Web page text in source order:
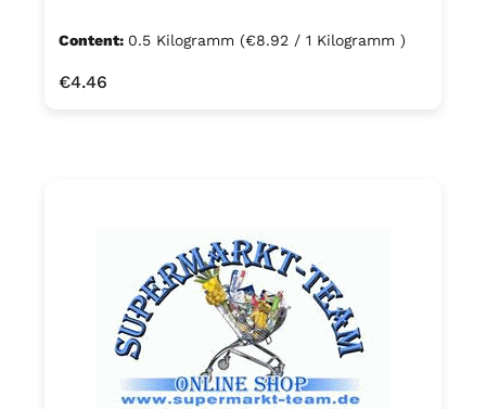
Content: 0.5 Kilogramm (€8.92 / 1 Kilogramm )
Regular price:
€4.46